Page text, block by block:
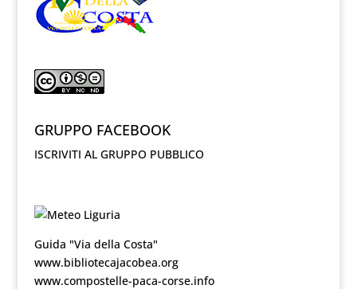
GRUPPO FACEBOOK
ISCRIVITI AL GRUPPO PUBBLICO
Guida "Via della Costa"
www.bibliotecajacobea.org
www.compostelle-paca-corse.info